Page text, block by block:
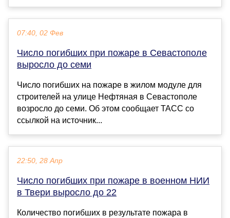
07:40, 02 Фев
Число погибших при пожаре в Севастополе
выросло до семи
Число погибших на пожаре в жилом модуле для
строителей на улице Нефтяная в Севастополе
возросло до семи. Об этом сообщает ТАСС со
ссылкой на источник...
22:50, 28 Апр
Число погибших при пожаре в военном НИИ
в Твери выросло до 22
Количество погибших в результате пожара в